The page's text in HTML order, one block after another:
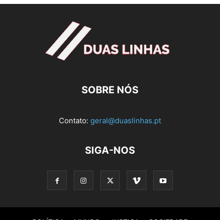
SOBRE NÓS
Contato: geral@duaslinhas.pt
SIGA-NOS